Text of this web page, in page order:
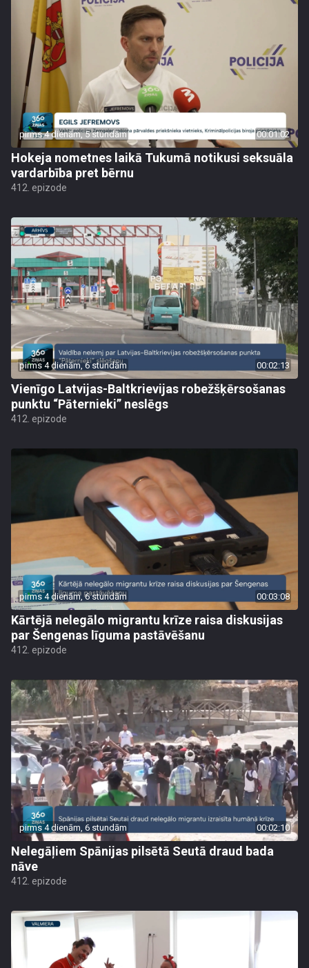
pirms 4 dienām, 5 stundām 00:01:02
Hokeja nometnes laikā Tukumā notikusi seksuāla
vardarbība pret bērnu
412. epizode
pirms 4 dienām, 6 stundām 00:02:13
Vienīgo Latvijas-Baltkrievijas robežšķērsošanas
punktu “Pāternieki” neslēgs
412. epizode
pirms 4 dienām, 6 stundām 00:03:08
Kārtējā nelegālo migrantu krīze raisa diskusijas
par Šengenas līguma pastāvēšanu
412. epizode
pirms 4 dienām, 6 stundām 00:02:10
Nelegāļiem Spānijas pilsētā Seutā draud bada
nāve
412. epizode